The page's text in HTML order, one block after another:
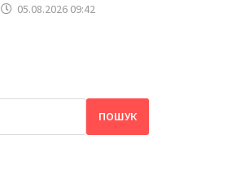
05.08.2026 09:42
ПОШУК